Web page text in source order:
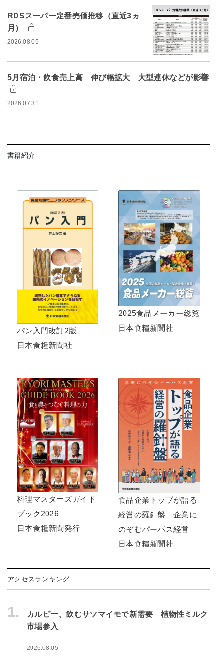
RDSスーパー定番売価推移（直近3ヵ
月）
2026.08.05
5月宿泊・飲食売上高 伸び幅拡大 大型連休などが影響
2026.07.31
書籍紹介
パン入門改訂2版
日本食糧新聞社
2025食品メーカー総覧
日本食糧新聞社
料理マスターズガイド
ブック2026
日本食糧新聞発行
食品企業トップが語る
経営の羅針盤 企業に
のぞむパーパス経営
日本食糧新聞社
アクセスランキング
1.
カルビー、飲むサツマイモで新需要 植物性ミルク
市場参入
2026.08.05